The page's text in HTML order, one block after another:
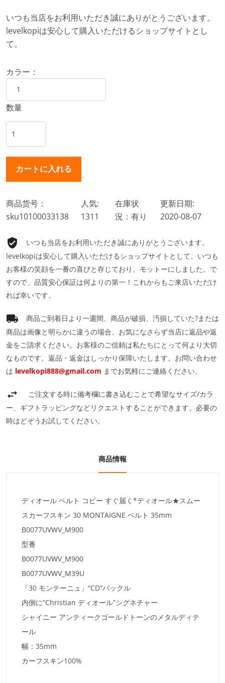
いつも当店をお利用いただき誠にありがとうございます。
levelkopiは安心して購入いただけるショップサイトとし
て。
カラー：
数量
商品货号：
sku10100033138
人気:
1311
在庫状
況：有り
更新日期:
2020-08-07
いつも当店をお利用いただき誠にありがとうございます。
levelkopiは安心して購入いただけるショップサイトとして、いつも
お客様の笑顔を一番の喜びと存じており、モットーにしました。で
すので、品質安心保証は何よりの第一！これからもご来店いただけ
れば幸いです。
商品ご到着日より一週間、商品が破損、汚損していた?または
商品は画像と明らかに違うの場合、お気になさらず当店に返品や返
金をご請求ください。お客様のご信頼は私たちにとって何より大切
なものです。返品・返金はしっかり保障いたします。お問い合わせ
は levelkopi888@gmail.com までお気軽にご連絡ください。
ご注文する時に備考欄に書き込むことで希望なサイズ/カラ
ー、ギフトラッピングなどリクエストすることができます。必要の
時はどぞうお試してください。
商品情報
ディオール ベルト コピー すぐ届く*ディオール★スムー
スカーフスキン 30 MONTAIGNE ベルト 35mm
B0077UVWV_M900
型番
B0077UVWV_M900
B0077UVWV_M39U
「30 モンテーニュ」“CD”バックル
内側に“Christian ディオール”シグネチャー
シャイニー アンティークゴールドトーンのメタルディテ
ール
幅：35mm
カーフスキン100%